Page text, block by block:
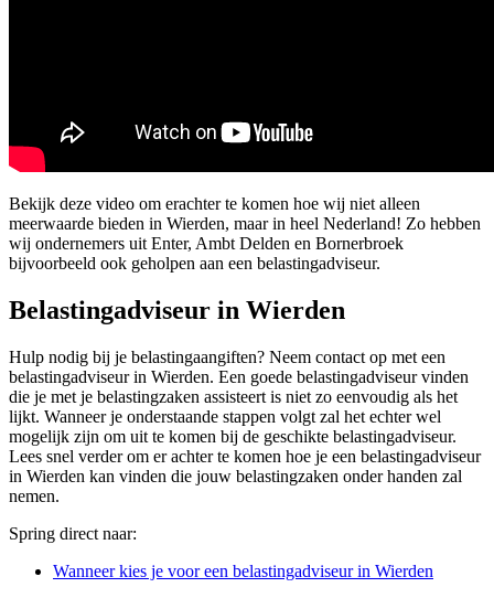
Bekijk deze video om erachter te komen hoe wij niet alleen
meerwaarde bieden in Wierden, maar in heel Nederland! Zo hebben
wij ondernemers uit Enter, Ambt Delden en Bornerbroek
bijvoorbeeld ook geholpen aan een belastingadviseur.
Belastingadviseur in Wierden
Hulp nodig bij je belastingaangiften? Neem contact op met een
belastingadviseur in Wierden. Een goede belastingadviseur vinden
die je met je belastingzaken assisteert is niet zo eenvoudig als het
lijkt. Wanneer je onderstaande stappen volgt zal het echter wel
mogelijk zijn om uit te komen bij de geschikte belastingadviseur.
Lees snel verder om er achter te komen hoe je een belastingadviseur
in Wierden kan vinden die jouw belastingzaken onder handen zal
nemen.
Spring direct naar:
Wanneer kies je voor een belastingadviseur in Wierden